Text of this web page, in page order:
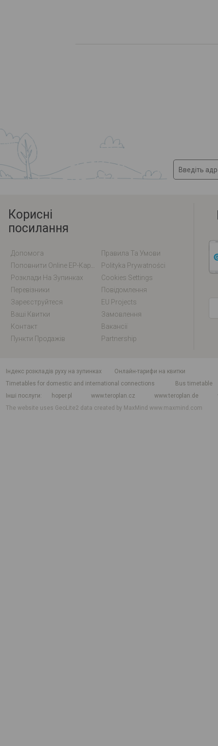
Корисні
посилання
Допомога
Правила Та Умови
Polityka Prywatności
Розклади На Зупинках
Cookies Settings
Перевізники
Повідомлення
Зареєструйтеся
EU Projects
Ваші Квитки
Замовлення
Контакт
Вакансії
Пункти Продажів
Partnership
індекс розкладів руху на зупинках
Онлайн-тарифи на квитки
Timetables for domestic and international connections
Bus timetable
Інші послуги
hoper.pl www.teroplan.cz www.teroplan.de
The website uses GeoLite2 data created by MaxMindwww.maxmind.com